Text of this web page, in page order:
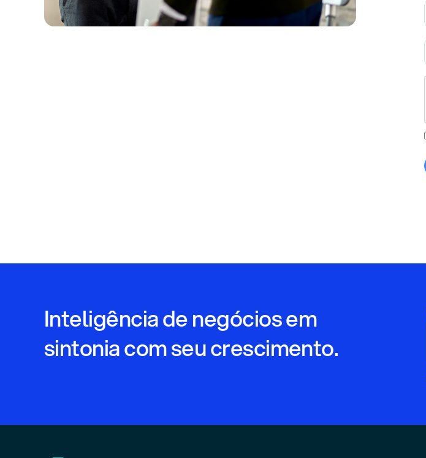
Inteligência de negócios em
sintonia com seu crescimento.